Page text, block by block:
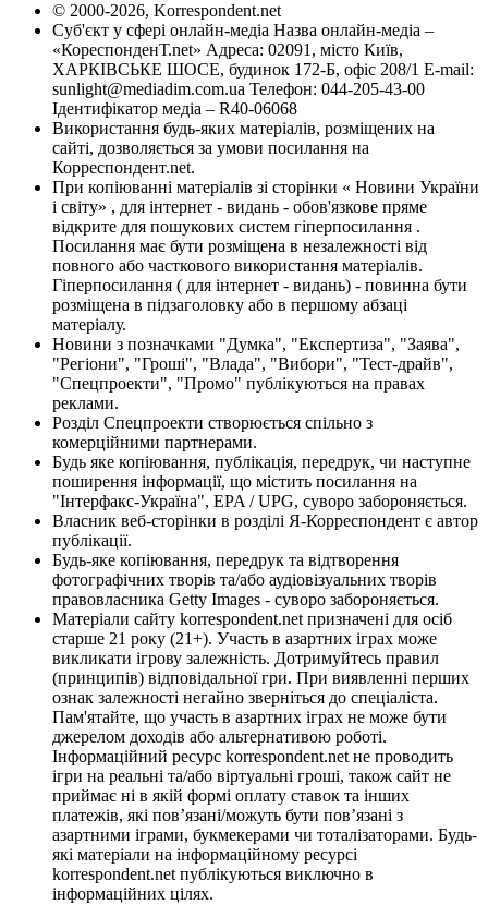
© 2000-2026, Korrespondent.net
Суб'єкт у сфері онлайн-медіа Назва онлайн-медіа –
«КореспонденТ.net» Адреса: 02091, місто Київ,
ХАРКІВСЬКЕ ШОСЕ, будинок 172-Б, офіс 208/1 E-mail:
sunlight@mediadim.com.ua Телефон: 044-205-43-00
Ідентифікатор медіа – R40-06068
Використання будь-яких матеріалів, розміщених на
сайті, дозволяється за умови посилання на
Корреспондент.net.
При копіюванні матеріалів зі сторінки « Новини України
і світу» , для інтернет - видань - обов'язкове пряме
відкрите для пошукових систем гіперпосилання .
Посилання має бути розміщена в незалежності від
повного або часткового використання матеріалів.
Гіперпосилання ( для інтернет - видань) - повинна бути
розміщена в підзаголовку або в першому абзаці
матеріалу.
Новини з позначками "Думка", "Експертиза", "Заява",
"Регіони", "Гроші", "Влада", "Вибори", "Тест-драйв",
"Спецпроекти", "Промо" публікуються на правах
реклами.
Розділ Спецпроекти створюється спільно з
комерційними партнерами.
Будь яке копіювання, публікація, передрук, чи наступне
поширення інформації, що містить посилання на
"Інтерфакс-Україна", EPA / UPG, суворо забороняється.
Власник веб-сторінки в розділі Я-Корреспондент є автор
публікації.
Будь-яке копіювання, передрук та відтворення
фотографічних творів та/або аудіовізуальних творів
правовласника Getty Images - суворо забороняється.
Матеріали сайту korrespondent.net призначені для осіб
старше 21 року (21+). Участь в азартних іграх може
викликати ігрову залежність. Дотримуйтесь правил
(принципів) відповідальної гри. При виявленні перших
ознак залежності негайно зверніться до спеціаліста.
Пам'ятайте, що участь в азартних іграх не може бути
джерелом доходів або альтернативою роботі.
Інформаційний ресурс korrespondent.net не проводить
ігри на реальні та/або віртуальні гроші, також сайт не
приймає ні в якій формі оплату ставок та інших
платежів, які пов’язані/можуть бути пов’язані з
азартними іграми, букмекерами чи тоталізаторами. Будь-
які матеріали на інформаційному ресурсі
korrespondent.net публікуються виключно в
інформаційних цілях.